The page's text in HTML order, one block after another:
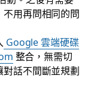
用再問相同的問
Google 雲端硬碟
整合，無需切
話不間斷並規劃